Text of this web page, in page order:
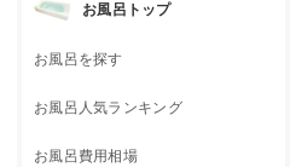
お風呂トップ
お風呂を探す
お風呂人気ランキング
お風呂費用相場